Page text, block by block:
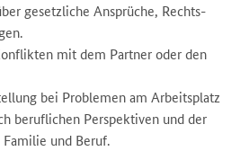
gesetzliche Ansprüche, Rechts-
mit dem Partner oder den
bei Problemen am Arbeitsplatz
beruflichen Perspektiven und der
und Beruf.